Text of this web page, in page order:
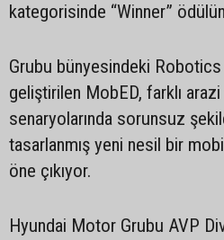
kategorisinde “Winner”
Grubu bünyesindeki Robotics
geliştirilen MobED, farklı arazi
senaryolarında sorunsuz
tasarlanmış yeni nesil bir
öne çıkıyor.
Hyundai Motor Grubu AVP